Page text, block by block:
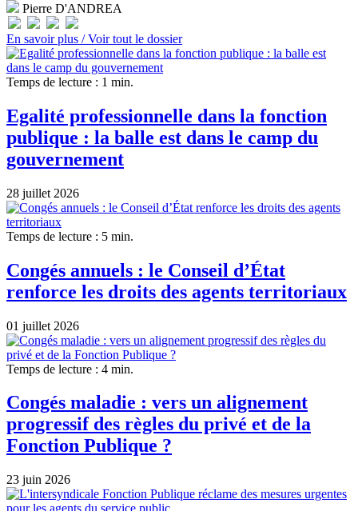
Pierre D'ANDREA
En savoir plus /Voir tout le dossier
Temps de lecture : 1 min.
Egalité professionnelle dans la fonction
publique : la balle est dans le camp du
gouvernement
28 juillet 2026
Temps de lecture : 5 min.
Congés annuels : le Conseil d’État
renforce les droits des agents territoriaux
01 juillet 2026
Temps de lecture : 4 min.
Congés maladie : vers un alignement
progressif des règles du privé et de la
Fonction Publique ?
23 juin 2026